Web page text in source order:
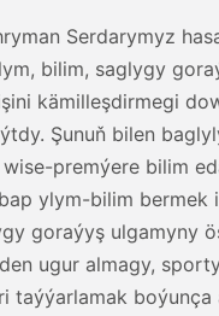
Serdarymyz
bilim, saglygy
kämilleşdirmegi
Şunuň bilen
premýere bilim
ylym-bilim bermek
goraýyş ulgamyny
ugur almagy,
taýýarlamak boýunça